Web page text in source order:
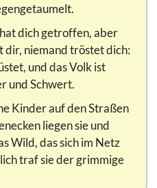
dich getroffen, aber
niemand tröstet dich:
und das Volk ist
und Schwert.
Kinder auf den Straßen
liegen sie und
Wild, das sich im Netz
traf sie der grimmige